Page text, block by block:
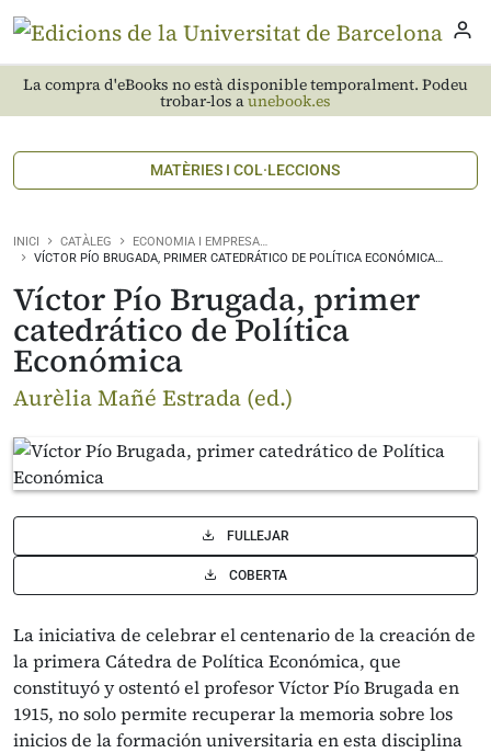
La compra d'eBooks no està disponible temporalment. Podeu
trobar-los aunebook.es
MATÈRIES I COL·LECCIONS
INICI CATÀLEG
ECONOMIA I EMPRESA…
VÍCTOR PÍO BRUGADA, PRIMER CATEDRÁTICO DE POLÍTICA ECONÓMICA…
Víctor Pío Brugada, primer
catedrático de Política
Económica
Aurèlia Mañé Estrada (ed.)
FULLEJAR
COBERTA
La iniciativa de celebrar el centenario de la creación de
la primera Cátedra de Política Económica, que
constituyó y ostentó el profesor Víctor Pío Brugada en
1915, no solo permite recuperar la memoria sobre los
inicios de la formación universitaria en esta disciplina